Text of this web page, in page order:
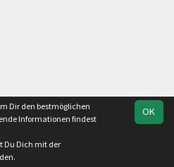
OK
Dir den bestmöglichen
Informationen findest
Du Dich mit der